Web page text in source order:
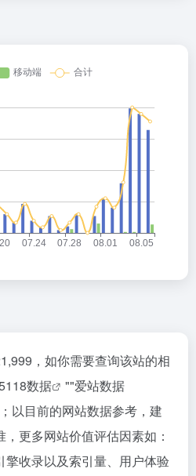
，如你需要查询该站的相
数据 ""爱站数据
以目前的网站数据参考，建
更多网站价值评估因素如：
收录以及索引量、用户体验